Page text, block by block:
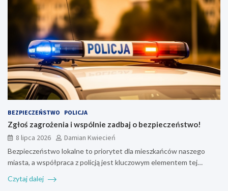
BEZPIECZEŃSTWO POLICJA
Zgłoś zagrożenia i wspólnie zadbaj o bezpieczeństwo!
8 lipca 2026
Damian Kwiecień
Bezpieczeństwo lokalne to priorytet dla mieszkańców naszego
miasta, a współpraca z policją jest kluczowym elementem tej…
Czytaj dalej